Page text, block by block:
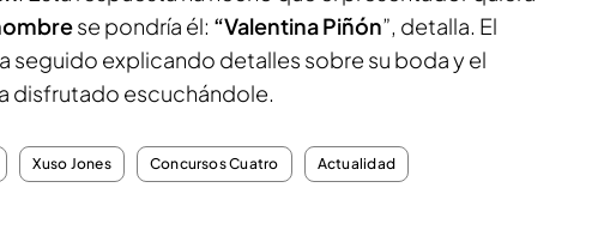
se pondría él: “Valentina Piñón”, detalla. El
seguido explicando detalles sobre su boda y el
disfrutado escuchándole.
Xuso Jones Concursos Cuatro Actualidad